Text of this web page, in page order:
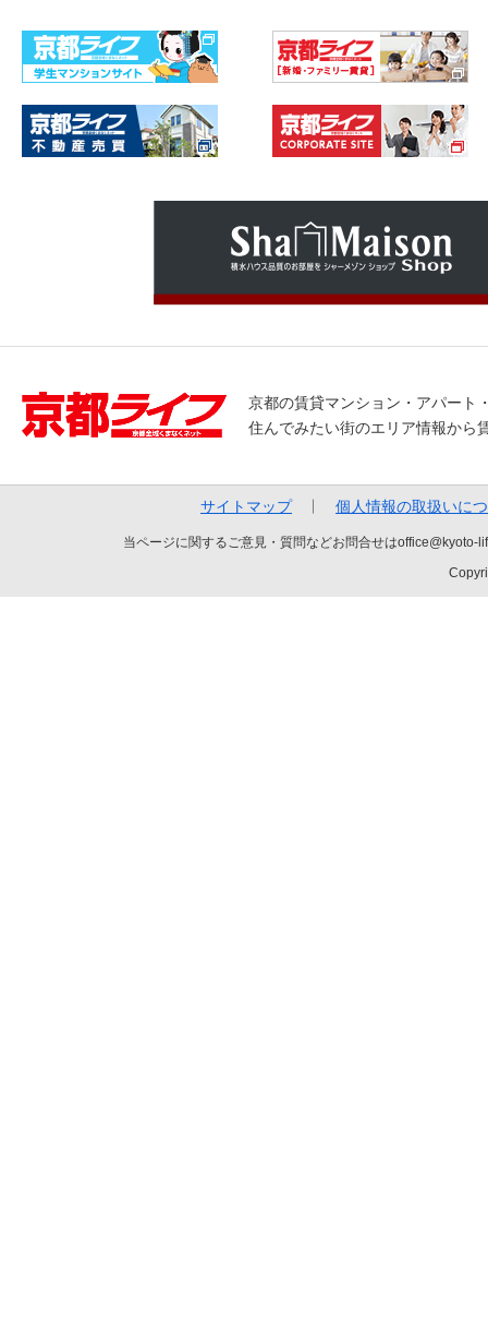
京都の賃貸マンション・アパート
住んでみたい街のエリア情報から
サイトマップ 個人情報の取扱いに
当ページに関するご意見・質問などお問合せは